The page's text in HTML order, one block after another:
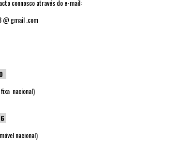
connosco através do e-mail:
@ gmail .com
nacional)
nacional)